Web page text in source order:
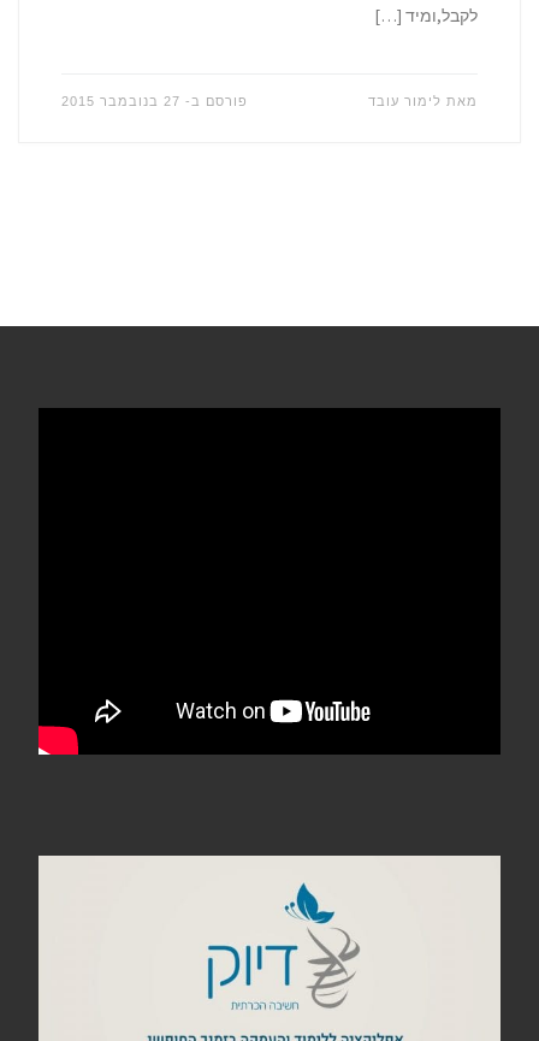
לקבל,ומיד […]
מאת לימור עובד פורסם ב- 27 בנובמבר 2015